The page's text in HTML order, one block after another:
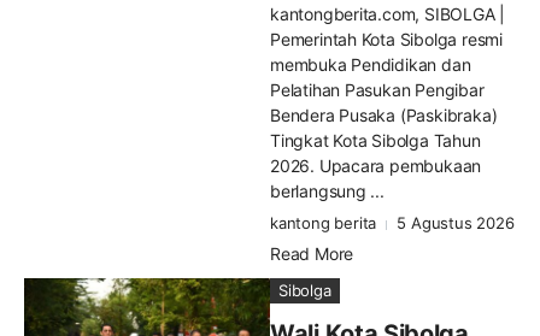
kantongberita.com, SIBOLGA |
Pemerintah Kota Sibolga resmi
membuka Pendidikan dan
Pelatihan Pasukan Pengibar
Bendera Pusaka (Paskibraka)
Tingkat Kota Sibolga Tahun
2026. Upacara pembukaan
berlangsung ...
kantong berita 5 Agustus 2026
Read More
Sibolga